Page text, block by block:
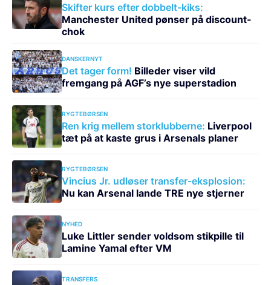
Skifter kurs efter dobbelt-kiks:
Manchester United pønser på discount-
chok
DANSKERNYT
Det tager form! Billeder viser vild
fremgang på AGF’s nye superstadion
RYGTEBØRSEN
Ren krig mellem storklubberne: Liverpool
tæt på at kaste grus i Arsenals planer
RYGTEBØRSEN
Vincius Jr. udløser transfer-eksplosion:
Nu kan Arsenal lande TRE nye stjerner
NYHED
Luke Littler sender voldsom stikpille til
Lamine Yamal efter VM
TRANSFERS